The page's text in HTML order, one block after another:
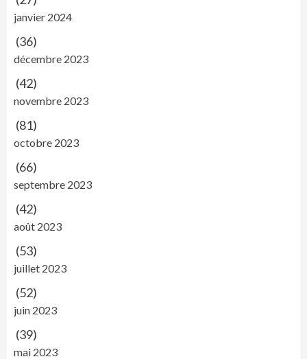
janvier 2024
(36)
décembre 2023
(42)
novembre 2023
(81)
octobre 2023
(66)
septembre 2023
(42)
août 2023
(53)
juillet 2023
(52)
juin 2023
(39)
mai 2023